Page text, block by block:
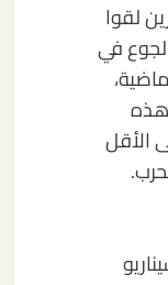
لقوا
في
الماضية،
هذه
على الأقل